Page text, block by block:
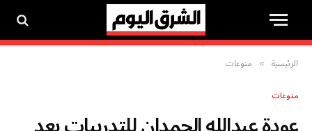
الرئيسية » منوعات
منوعات